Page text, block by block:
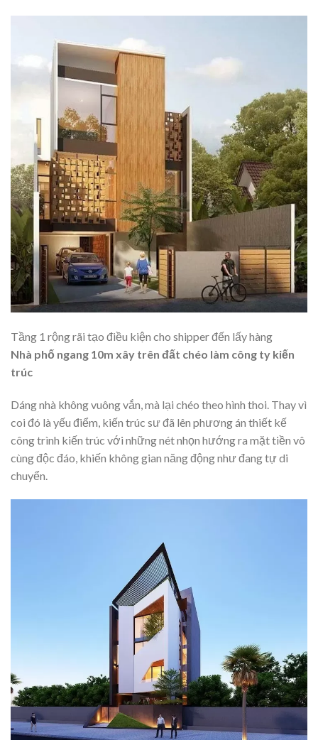
Tầng 1 rộng rãi tạo điều kiện cho shipper đến lấy hàng
Nhà phố ngang 10m xây trên đất chéo làm công ty kiến
trúc
Dáng nhà không vuông vắn, mà lại chéo theo hình thoi. Thay vì
coi đó là yếu điểm, kiến trúc sư đã lên phương án thiết kế
công trình kiến trúc với những nét nhọn hướng ra mặt tiền vô
cùng độc đáo, khiến không gian năng động như đang tự di
chuyển.